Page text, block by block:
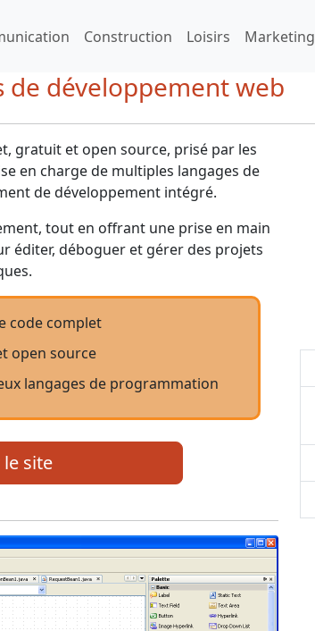
Construction Loisirs Marketing
de développement web
gratuit et open source, prisé par les
en charge de multiples langages de
de développement intégré.
tout en offrant une prise en main
éditer, déboguer et gérer des projets
code complet
open source
langages de programmation
site